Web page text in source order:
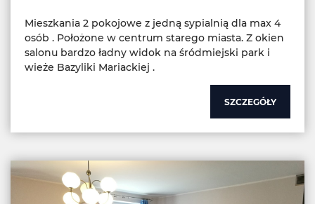
Mieszkania 2 pokojowe z jedną sypialnią dla max 4
osób . Położone w centrum starego miasta. Z okien
salonu bardzo ładny widok na śródmiejski park i
wieże Bazyliki Mariackiej .
SZCZEGÓŁY